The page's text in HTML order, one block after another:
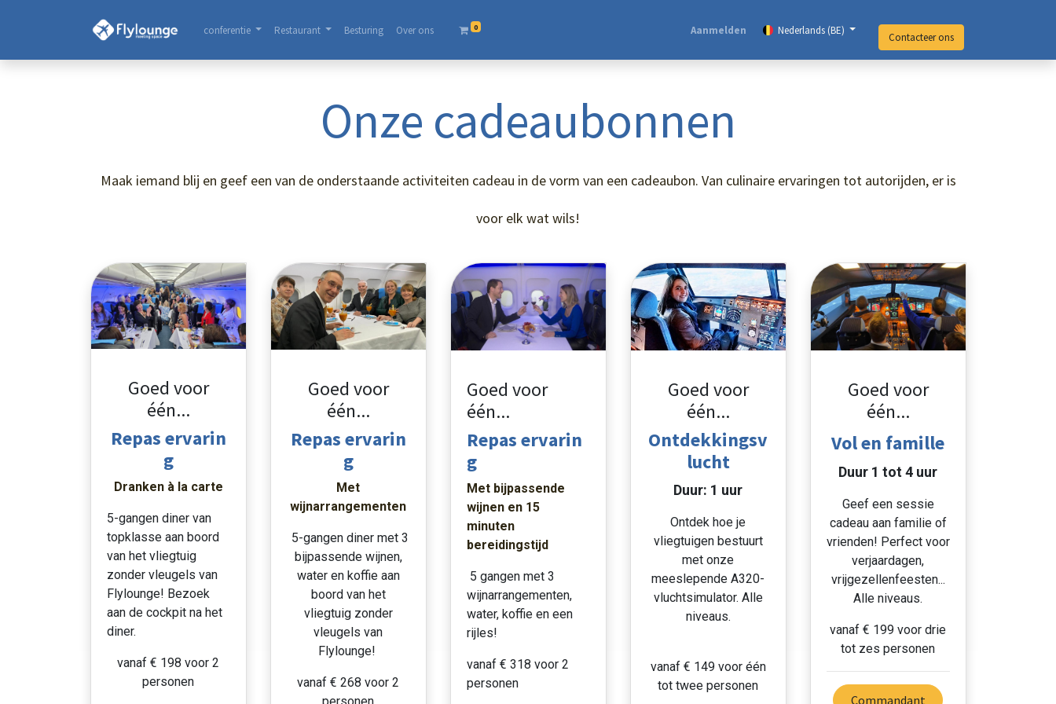
conferentie Restaurant Besturing Over ons​ 0 Aanmelden Nederlands (BE)
Contacteer ons
Onze cadeaubonnen
Maak iemand blij en geef een van de onderstaande activiteiten cadeau in de vorm van een cadeaubon. Van culinaire ervaringen tot autorijden, er is
voor elk wat wils!
Goed voor
één...
Repas ervarin
g
Dranken à la carte
5-gangen diner van
topklasse aan boord
van het vliegtuig
zonder vleugels van
Flylounge! Bezoek
aan de cockpit na het
diner.
vanaf € 198 voor 2
personen
Goed voor
één...
Repas ervarin
g
Met
wijnarrangementen
5-gangen diner met 3
bijpassende wijnen,
water en koffie aan
boord van het
vliegtuig zonder
vleugels van
Flylounge!
vanaf € 268 voor 2
Goed voor
één...
Repas ervarin
g
Met bijpassende
wijnen en 15
minuten
bereidingstijd
5 gangen met 3
wijnarrangementen,
water, koffie en een
rijles!
vanaf € 318 voor 2
personen
Goed voor
één...
Ontdekkingsv
lucht
Duur: 1 uur
Ontdek hoe je
vliegtuigen bestuurt
met onze
meeslepende A320-
vluchtsimulator. Alle
niveaus.
vanaf € 149 voor één
tot twee personen
Goed voor
één...
Vol en famille
Duur 1 tot 4 uur
Geef een sessie
cadeau aan familie of
vrienden! Perfect voor
verjaardagen,
vrijgezellenfeesten...
Alle niveaus.
vanaf € 199 voor drie
tot zes personen
Commandant